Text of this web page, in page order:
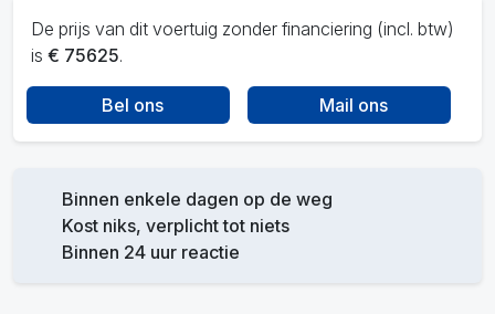
De prijs van dit voertuig zonder financiering (incl. btw)
is € 75625.
Bel ons Mail ons
Binnen enkele dagen op de weg
Kost niks, verplicht tot niets
Binnen 24 uur reactie